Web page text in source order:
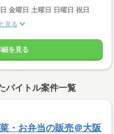
金曜日 土曜日 日曜日 祝日
見る
を見る
バイトル案件一覧
・お弁当の販売＠大阪